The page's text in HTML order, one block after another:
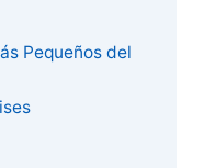
Pequeños del